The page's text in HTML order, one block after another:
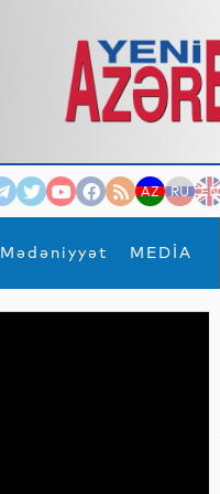
AZ RU EN
Mədəniyyət MEDİA
×